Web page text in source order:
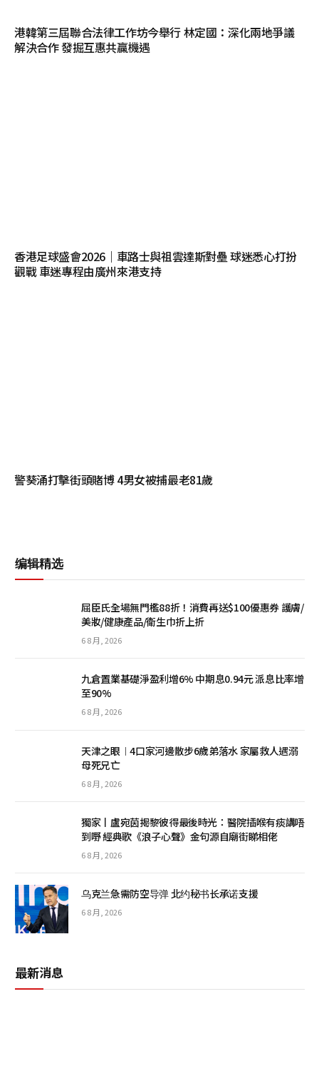
港韓第三屆聯合法律工作坊今舉行 林定國：深化兩地爭議
解決合作 發掘互惠共贏機遇
香港足球盛會2026｜車路士與祖雲達斯對壘 球迷悉心打扮
觀戰 車迷專程由廣州來港支持
警葵涌打擊街頭賭博 4男女被捕最老81歲
编辑精选
屈臣氏全場無門檻88折！消費再送$100優惠券 護膚/
美妝/健康產品/衛生巾折上折
6 8 月, 2026
九倉置業基礎淨盈利增6% 中期息0.94元 派息比率增
至90%
6 8 月, 2026
天津之眼︱4口家河邊散步6歲弟落水 家屬救人遇溺
母死兄亡
6 8 月, 2026
獨家丨盧宛茵揭黎彼得最後時光：醫院插喉有痰講唔
到嘢 經典歌《浪子心聲》金句源自廟街睇相佬
6 8 月, 2026
乌克兰急需防空导弹 北约秘书长承诺支援
6 8 月, 2026
最新消息